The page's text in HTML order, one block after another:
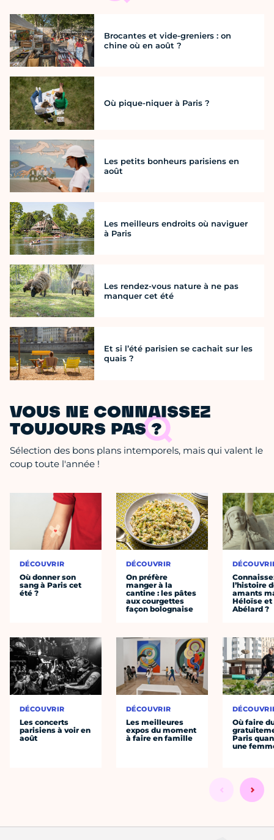
Brocantes et vide-greniers : on
chine où en août ?
Où pique-niquer à Paris ?
Les petits bonheurs parisiens en
août
Les meilleurs endroits où naviguer
à Paris
Les rendez-vous nature à ne pas
manquer cet été
Et si l’été parisien se cachait sur les
quais ?
VOUS NE CONNAISSEZ
TOUJOURS PAS ?
Sélection des bons plans intemporels, mais qui valent le
coup toute l'année !
DÉCOUVRIR
Où donner son
sang à Paris cet
été ?
DÉCOUVRIR
Les concerts
parisiens à voir en
août
DÉCOUVRIR
On préfère
manger à la
cantine : les pâtes
aux courgettes
façon bolognaise
DÉCOUVRIR
Les meilleures
expos du moment
à faire en famille
l’histoire
amants
Héloïse et
Abélard ?
Où faire
Paris
une